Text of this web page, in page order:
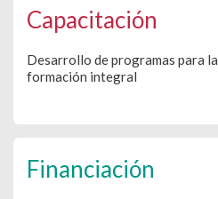
Capacitación
Desarrollo de programas para la
formación integral
Financiación